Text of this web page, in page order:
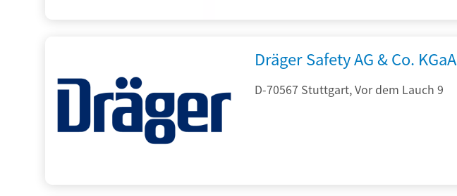
Dräger Safety AG & Co. KGaA
D-70567 Stuttgart, Vor dem Lauch 9